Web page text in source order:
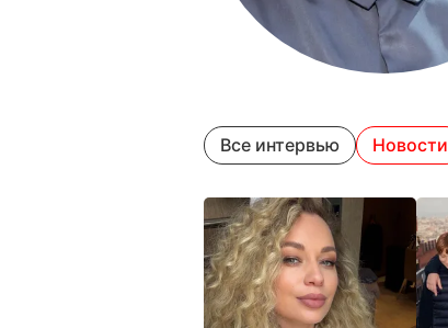
Все интервью Новости